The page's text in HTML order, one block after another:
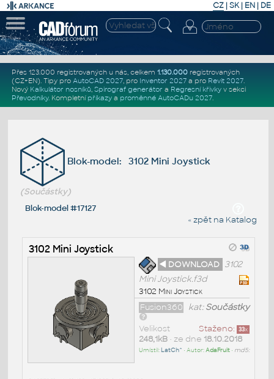
CZ | SK| EN | DE
Přes 123.000 registrovaných u nás, celkem 1.130.000registrovaných
(CZ+EN). Tipy pro AutoCAD 2027, pro Inventor 2027a pro Revit 2027.
Nový Kalkulátor nosníků, Spirograf generátor a Regresní křivkyv sekci
Převodníky. Kompletní příkazya proměnné AutoCADu 2027.
Blok-model: 3102 Mini Joystick
(Součástky)
Blok-model #17127
« zpět na Katalog
3102 Mini Joystick
◄ DOWNLOAD 3102
Mini Joystick.f3d
3102 Mini Joystick
kat:Součástky
Fusion360
Staženo: 33x
Velikost
248,1kB• ze dne 18.10.2018
Umístil: LatCh^ • Autor:AdaFruit• md5: